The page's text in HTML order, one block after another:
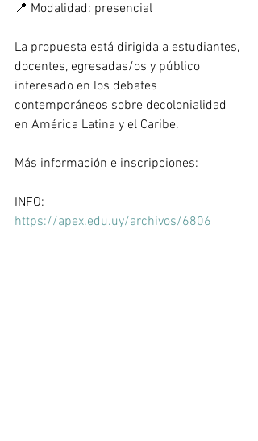
📍 Modalidad: presencial
La propuesta está dirigida a estudiantes,
docentes, egresadas/os y público
interesado en los debates
contemporáneos sobre decolonialidad
en América Latina y el Caribe.
Más información e inscripciones:
INFO:
https://apex.edu.uy/archivos/6806